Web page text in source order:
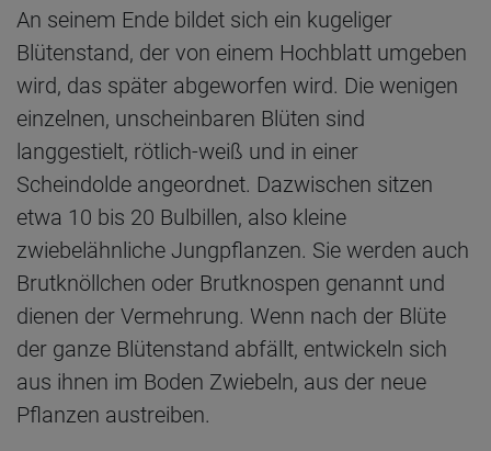
An seinem Ende bildet sich ein kugeliger
Blütenstand, der von einem Hochblatt umgeben
wird, das später abgeworfen wird. Die wenigen
einzelnen, unscheinbaren Blüten sind
langgestielt, rötlich-weiß und in einer
Scheindolde angeordnet. Dazwischen sitzen
etwa 10 bis 20 Bulbillen, also kleine
zwiebelähnliche Jungpflanzen. Sie werden auch
Brutknöllchen oder Brutknospen genannt und
dienen der Vermehrung. Wenn nach der Blüte
der ganze Blütenstand abfällt, entwickeln sich
aus ihnen im Boden Zwiebeln, aus der neue
Pflanzen austreiben.